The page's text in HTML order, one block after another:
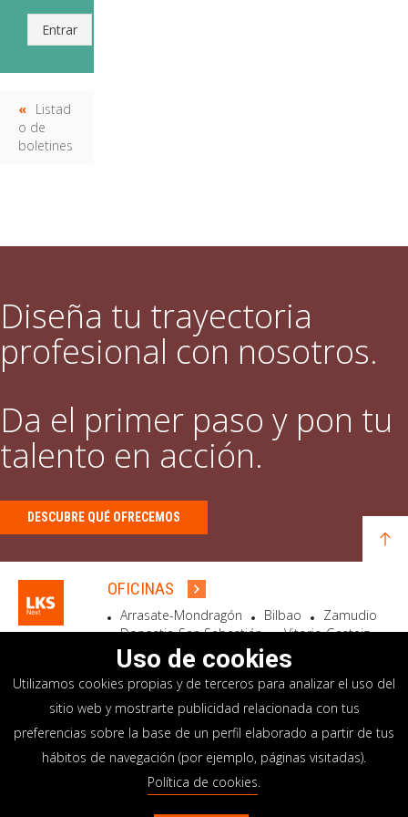
Entrar
Listad
o de
boletines
Diseña tu trayectoria
profesional con nosotros.
Da el primer paso y pon tu
talento en acción.
DESCUBRE QUÉ OFRECEMOS
OFICINAS
Arrasate-Mondragón Bilbao
Zamudio
Donostia-San Sebastián
Vitoria-Gasteiz
Madrid
El Astillero Bidart
SEDE SOCIAL
Goiru, 7 Arrasate-Mondragón
CP 20500 GIPUZKOA – SPAIN
+34 900 84 14 14
info@lksnext.com
Uso de cookies
Utilizamos cookies propias y de terceros para analizar el uso del
sitio web y mostrarte publicidad relacionada con tus
preferencias sobre la base de un perfil elaborado a partir de tus
hábitos de navegación (por ejemplo, páginas visitadas).
Política de cookies.